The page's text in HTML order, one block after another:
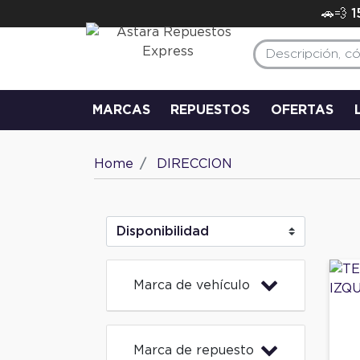
🚗💨
MARCAS REPUESTOS OFERTAS
Home DIRECCION
Marca de vehículo
Marca de repuesto